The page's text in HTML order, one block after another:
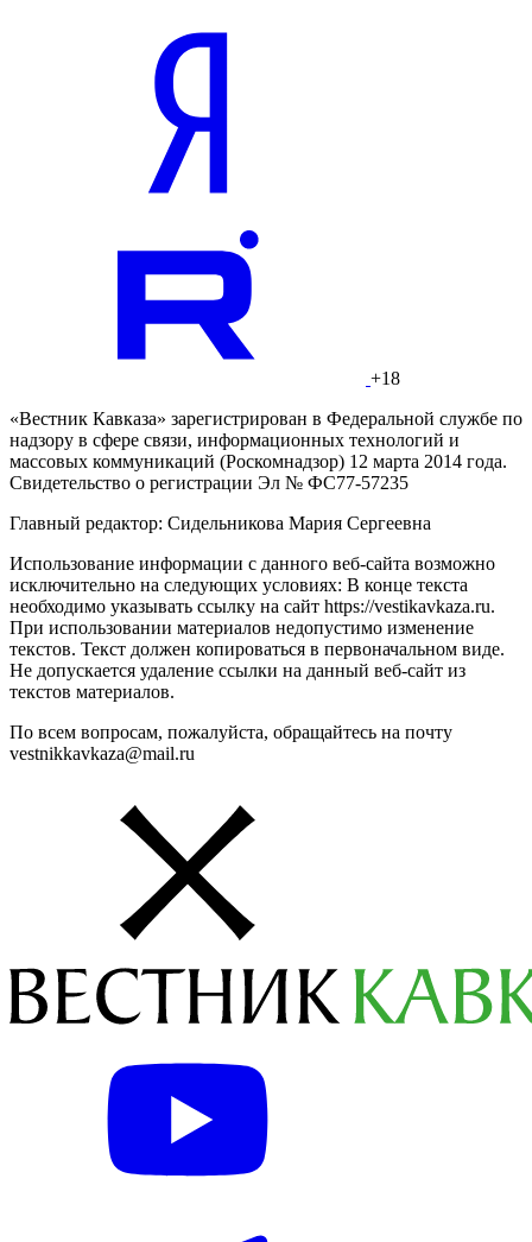
+18
«Вестник Кавказа» зарегистрирован в Федеральной службе по
надзору в сфере связи, информационных технологий и
массовых коммуникаций (Роскомнадзор) 12 марта 2014 года.
Свидетельство о регистрации Эл № ФС77-57235
Главный редактор: Сидельникова Мария Сергеевна
Использование информации с данного веб-сайта возможно
исключительно на следующих условиях: В конце текста
необходимо указывать ссылку на сайт https://vestikavkaza.ru.
При использовании материалов недопустимо изменение
текстов. Текст должен копироваться в первоначальном виде.
Не допускается удаление ссылки на данный веб-сайт из
текстов материалов.
По всем вопросам, пожалуйста, обращайтесь на почту
vestnikkavkaza@mail.ru